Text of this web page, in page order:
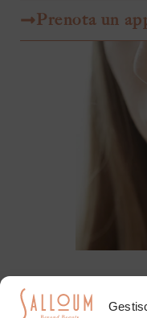
Prenota un